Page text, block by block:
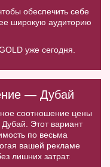
обеспечить себе
широкую аудиторию
уже сегодня.
— Дубай
соотношение цены
Этот вариант
по весьма
вашей рекламе
лишних затрат.